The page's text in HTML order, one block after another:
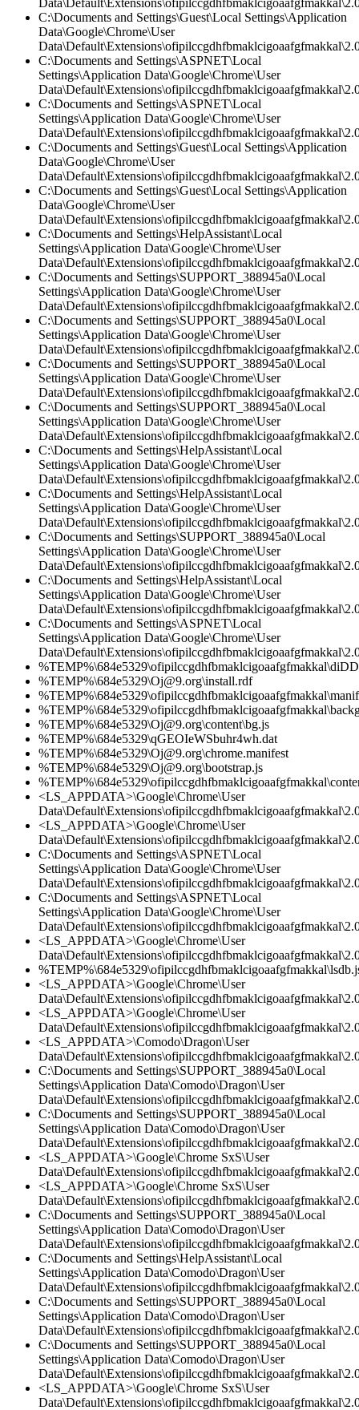
C:\Documents and Settings\Guest\Local Settings\Application
Data\Google\Chrome\User
C:\Documents and Settings\ASPNET\Local
Settings\Application Data\Google\Chrome\User
C:\Documents and Settings\ASPNET\Local
Settings\Application Data\Google\Chrome\User
C:\Documents and Settings\Guest\Local Settings\Application
Data\Google\Chrome\User
C:\Documents and Settings\Guest\Local Settings\Application
Data\Google\Chrome\User
C:\Documents and Settings\HelpAssistant\Local
Settings\Application Data\Google\Chrome\User
C:\Documents and Settings\SUPPORT_388945a0\Local
Settings\Application Data\Google\Chrome\User
C:\Documents and Settings\SUPPORT_388945a0\Local
Settings\Application Data\Google\Chrome\User
C:\Documents and Settings\SUPPORT_388945a0\Local
Settings\Application Data\Google\Chrome\User
C:\Documents and Settings\SUPPORT_388945a0\Local
Settings\Application Data\Google\Chrome\User
C:\Documents and Settings\HelpAssistant\Local
Settings\Application Data\Google\Chrome\User
C:\Documents and Settings\HelpAssistant\Local
Settings\Application Data\Google\Chrome\User
C:\Documents and Settings\SUPPORT_388945a0\Local
Settings\Application Data\Google\Chrome\User
C:\Documents and Settings\HelpAssistant\Local
Settings\Application Data\Google\Chrome\User
C:\Documents and Settings\ASPNET\Local
Settings\Application Data\Google\Chrome\User
%TEMP%\684e5329\Oj@9.org\install.rdf
%TEMP%\684e5329\Oj@9.org\content\bg.js
%TEMP%\684e5329\qGEOIeWSbuhr4wh.dat
%TEMP%\684e5329\Oj@9.org\chrome.manifest
%TEMP%\684e5329\Oj@9.org\bootstrap.js
<LS_APPDATA>\Google\Chrome\User
<LS_APPDATA>\Google\Chrome\User
C:\Documents and Settings\ASPNET\Local
Settings\Application Data\Google\Chrome\User
C:\Documents and Settings\ASPNET\Local
Settings\Application Data\Google\Chrome\User
<LS_APPDATA>\Google\Chrome\User
<LS_APPDATA>\Google\Chrome\User
<LS_APPDATA>\Google\Chrome\User
<LS_APPDATA>\Comodo\Dragon\User
C:\Documents and Settings\SUPPORT_388945a0\Local
Settings\Application Data\Comodo\Dragon\User
C:\Documents and Settings\SUPPORT_388945a0\Local
Settings\Application Data\Comodo\Dragon\User
<LS_APPDATA>\Google\Chrome SxS\User
<LS_APPDATA>\Google\Chrome SxS\User
C:\Documents and Settings\SUPPORT_388945a0\Local
Settings\Application Data\Comodo\Dragon\User
C:\Documents and Settings\HelpAssistant\Local
Settings\Application Data\Comodo\Dragon\User
C:\Documents and Settings\SUPPORT_388945a0\Local
Settings\Application Data\Comodo\Dragon\User
C:\Documents and Settings\SUPPORT_388945a0\Local
Settings\Application Data\Comodo\Dragon\User
<LS_APPDATA>\Google\Chrome SxS\User